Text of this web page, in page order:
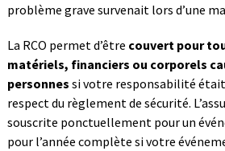
problème grave survenait lors d’une
La RCO permet d’être couvert pour
matériels, financiers ou corporels
personnes si votre responsabilité était
respect du règlement de sécurité.
souscrite ponctuellement pour un
pour l’année complète si votre